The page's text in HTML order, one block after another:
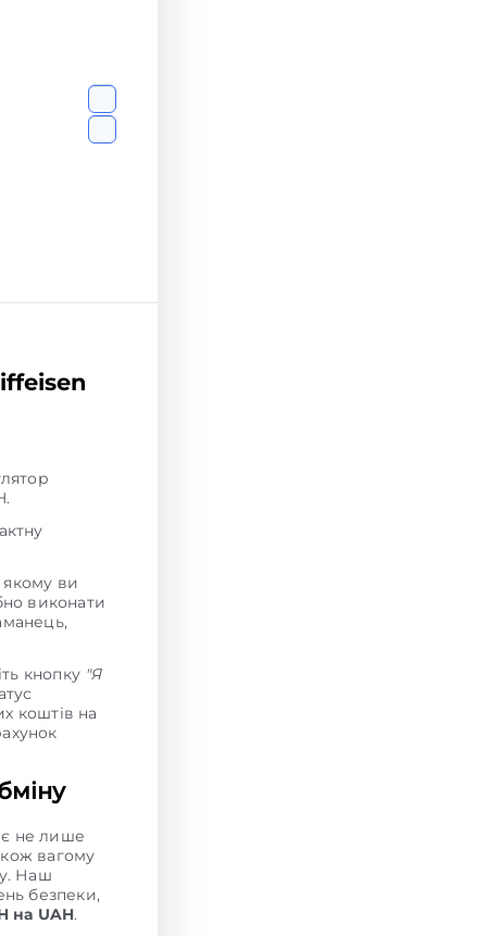
якому ви
виконати
кнопку "Я
коштів на
не лише
вагому
Наш
безпеки,
на UAH.